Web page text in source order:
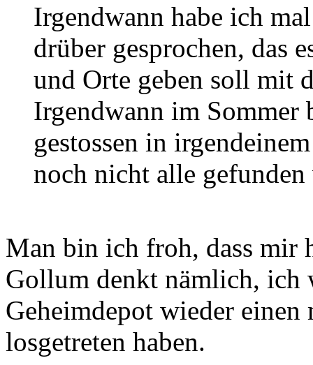
Irgendwann habe ich
drüber gesprochen, das
und Orte geben soll mit
Irgendwann im
gestossen in
noch nicht alle
Man bin ich froh, dass mir
Gollum denkt nämlich, ich
Geheimdepot wieder
losgetreten haben.